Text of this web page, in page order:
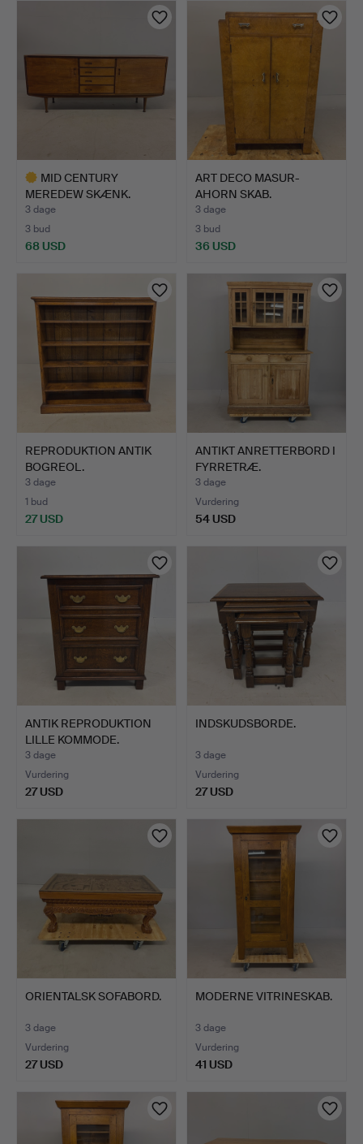
MID CENTURY
MEREDEW SKÆNK.
3 dage
3 bud
68 USD
ART DECO MASUR-
AHORN SKAB.
3 dage
3 bud
36 USD
REPRODUKTION ANTIK
BOGREOL.
3 dage
1 bud
27 USD
ANTIKT ANRETTERBORD I
FYRRETRÆ.
3 dage
Vurdering
54 USD
ANTIK REPRODUKTION
LILLE KOMMODE.
3 dage
Vurdering
27 USD
INDSKUDSBORDE.
3 dage
Vurdering
27 USD
ORIENTALSK SOFABORD.
3 dage
Vurdering
27 USD
MODERNE VITRINESKAB.
3 dage
Vurdering
41 USD